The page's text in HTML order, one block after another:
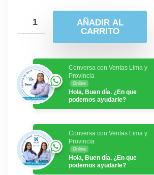
AÑADIR AL
CARRITO
Conversa con Ventas Lima y
Provincia
Online
Hola, Buen día. ¿En que
podemos ayudarle?
Conversa con Ventas Lima y
Provincia
Online
Hola, Buen día. ¿En que
podemos ayudarle?